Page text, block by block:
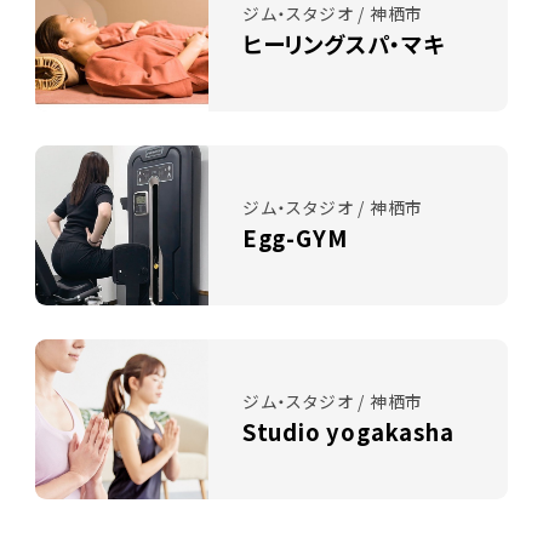
ジム・スタジオ / 神栖市
ヒーリングスパ・マキ
ジム・スタジオ / 神栖市
Egg-GYM
ジム・スタジオ / 神栖市
Studio yogakasha